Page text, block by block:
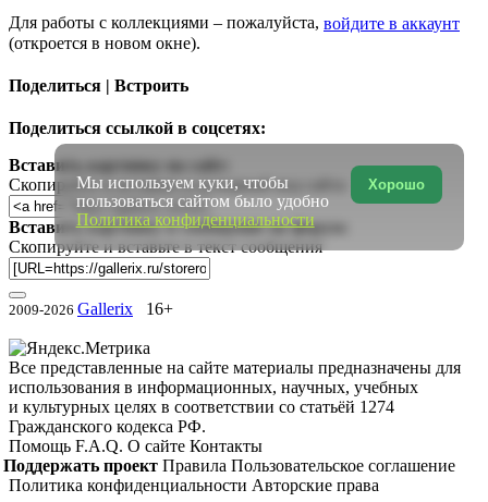
Для работы с коллекциями – пожалуйста, войдите в аккаунт
(откроется в новом окне).
Поделиться | Встроить
Поделиться ссылкой в соцсетях:
Вставить картинку на сайт:
Скопируйте и вставьте в исходный код сайта
Вставить картинку в сообщение на форум:
Скопируйте и вставьте в текст сообщения
2009-2026 Gallerix 16+
Все представленные на сайте материалы предназначены для
использования в информационных, научных, учебных
и культурных целях в соответствии со статьёй 1274
Гражданского кодекса РФ.
Помощь F.A.Q. О сайте Контакты
Поддержать проект Правила Пользовательское соглашение
Политика конфиденциальности Авторские права
Хорошо
Мы используем куки, чтобы
пользоваться сайтом было удобно
Политика конфиденциальности